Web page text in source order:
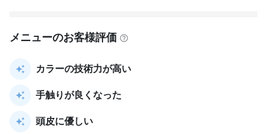
メニューのお客様評価
カラーの技術力が高い
手触りが良くなった
頭皮に優しい